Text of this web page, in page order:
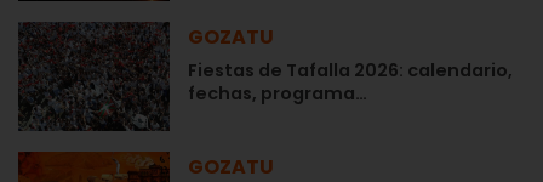
GOZATU
Fiestas de Tafalla 2026: calendario,
fechas, programa…
GOZATU